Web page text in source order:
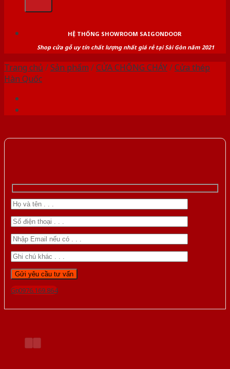
HỆ THỐNG SHOWROOM SAIGONDOOR
Shop cửa gỗ uy tín chất lượng nhất giá rẻ tại Sài Gòn năm 2021
Trang chủ /Sản phẩm /CỬA CHỐNG CHÁY/Cửa thép
Hàn Quốc
Gọi 0976.169.864